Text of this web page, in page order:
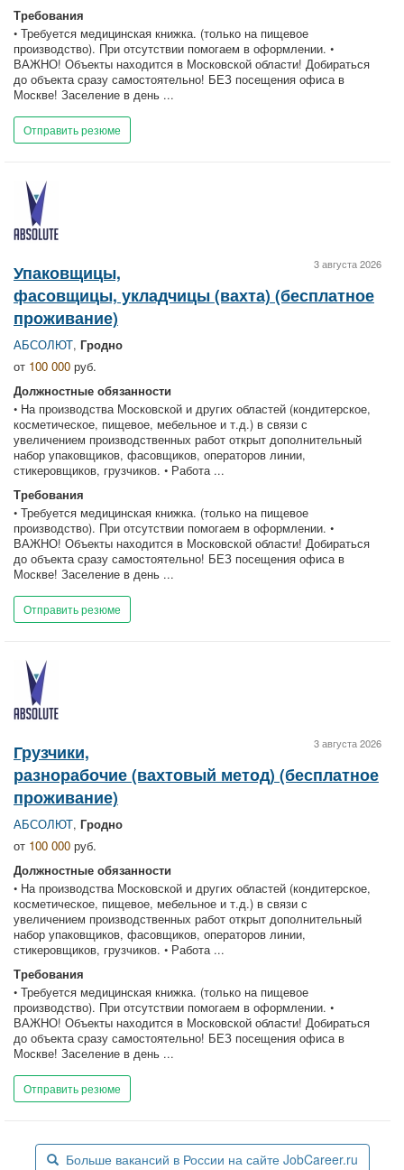
Требования
• Требуется медицинская книжка. (только на пищевое
производство). При отсутствии помогаем в оформлении. •
ВАЖНО! Объекты находится в Московской области! Добираться
до объекта сразу самостоятельно! БЕЗ посещения офиса в
Москве! Заселение в день ...
Отправить резюме
3 августа 2026
Упаковщицы,
фасовщицы, укладчицы (вахта) (бесплатное
проживание)
АБСОЛЮТ, Гродно
от 100 000 руб.
Должностные обязанности
• На производства Московской и других областей (кондитерское,
косметическое, пищевое, мебельное и т.д.) в связи с
увеличением производственных работ открыт дополнительный
набор упаковщиков, фасовщиков, операторов линии,
стикеровщиков, грузчиков. • Работа ...
Требования
• Требуется медицинская книжка. (только на пищевое
производство). При отсутствии помогаем в оформлении. •
ВАЖНО! Объекты находится в Московской области! Добираться
до объекта сразу самостоятельно! БЕЗ посещения офиса в
Москве! Заселение в день ...
Отправить резюме
3 августа 2026
Грузчики,
разнорабочие (вахтовый метод) (бесплатное
проживание)
АБСОЛЮТ, Гродно
от 100 000 руб.
Должностные обязанности
• На производства Московской и других областей (кондитерское,
косметическое, пищевое, мебельное и т.д.) в связи с
увеличением производственных работ открыт дополнительный
набор упаковщиков, фасовщиков, операторов линии,
стикеровщиков, грузчиков. • Работа ...
Требования
• Требуется медицинская книжка. (только на пищевое
производство). При отсутствии помогаем в оформлении. •
ВАЖНО! Объекты находится в Московской области! Добираться
до объекта сразу самостоятельно! БЕЗ посещения офиса в
Москве! Заселение в день ...
Отправить резюме
Больше вакансий в России на сайте JobCareer.ru